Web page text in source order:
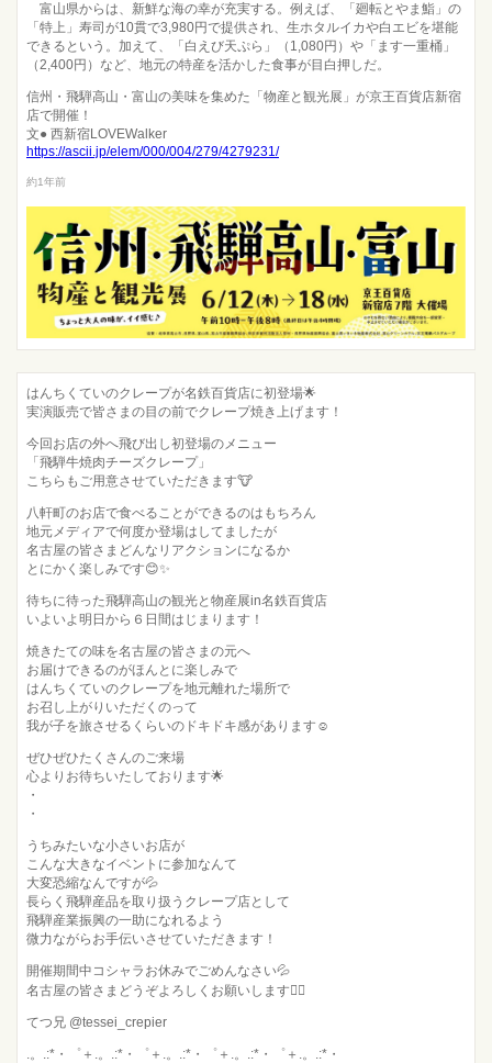
富山県からは、新鮮な海の幸が充実する。例えば、「廻転とやま鮨」の
「特上」寿司が10貫で3,980円で提供され、生ホタルイカや白エビを堪能
できるという。加えて、「白えび天ぷら」（1,080円）や「ます一重桶」
（2,400円）など、地元の特産を活かした食事が目白押しだ。
信州・飛騨高山・富山の美味を集めた「物産と観光展」が京王百貨店新宿
店で開催！
文● 西新宿LOVEWalker
https://ascii.jp/elem/000/004/279/4279231/
約1年前
はんちくていのクレープが名鉄百貨店に初登場🌟
実演販売で皆さまの目の前でクレープ焼き上げます！
今回お店の外へ飛び出し初登場のメニュー
「飛騨牛焼肉チーズクレープ」
こちらもご用意させていただきます🐮
八軒町のお店で食べることができるのはもちろん
地元メディアで何度か登場はしてましたが
名古屋の皆さまどんなリアクションになるか
とにかく楽しみです😊✨
待ちに待った飛騨高山の観光と物産展in名鉄百貨店
いよいよ明日から６日間はじまります！
焼きたての味を名古屋の皆さまの元へ
お届けできるのがほんとに楽しみで
はんちくていのクレープを地元離れた場所で
お召し上がりいただくのって
我が子を旅させるくらいのドキドキ感があります☺️
ぜひぜひたくさんのご来場
心よりお待ちいたしております🌟
・
・
うちみたいな小さいお店が
こんな大きなイベントに参加なんて
大変恐縮なんですが💦
長らく飛騨産品を取り扱うクレープ店として
飛騨産業振興の一助になれるよう
微力ながらお手伝いさせていただきます！
開催期間中コシャラお休みでごめんなさい💦
名古屋の皆さまどうぞよろしくお願いします🙇‍♂️
てつ兄 @tessei_crepier
.。.:*・゜＋.。.:*・゜＋.。.:*・゜＋.。.:*・゜＋.。.:*・